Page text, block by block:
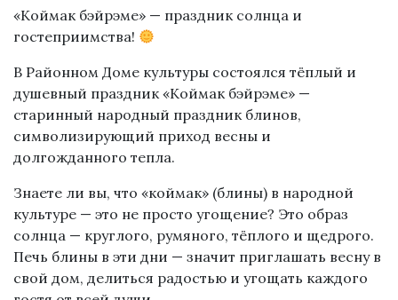
«Коймак бэйрэме» — праздник солнца и
гостеприимства!
В Районном Доме культуры состоялся тёплый и
душевный праздник «Коймак бэйрэме» —
старинный народный праздник блинов,
символизирующий приход весны и
долгожданного тепла.
Знаете ли вы, что «коймак» (блины) в народной
культуре — это не просто угощение? Это образ
солнца — круглого, румяного, тёплого и щедрого.
Печь блины в эти дни — значит приглашать весну в
свой дом, делиться радостью и угощать каждого